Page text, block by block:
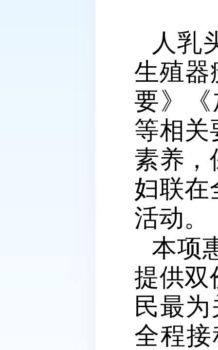
人乳
生殖器
要》
等相关
素养，
妇联在
活动。
本项
提供双
民最
全程